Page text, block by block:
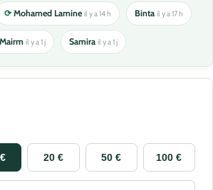
⟳Mohamed Lamine il y a 14 h Binta il y a 17 h
il y a 1 j Samira il y a 1 j
20 € 50 € 100 €